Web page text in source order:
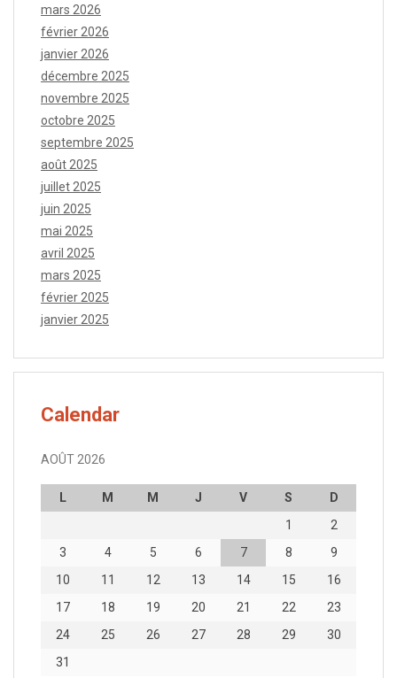
mars 2026
février 2026
janvier 2026
décembre 2025
novembre 2025
octobre 2025
septembre 2025
août 2025
juillet 2025
juin 2025
mai 2025
avril 2025
mars 2025
février 2025
janvier 2025
Calendar
AOÛT 2026
L M M J V S
D
1
2
3
4 5 6 7 8
9
10
11 12 13 14 15
16
17
18 19 20 21 22
23
24
25 26 27 28 29
30
31